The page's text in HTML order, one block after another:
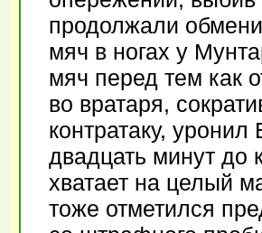
продолжали
мяч в ногах у
мяч перед тем как
во вратаря,
контратаку,
двадцать минут до
хватает на целый
тоже отметился